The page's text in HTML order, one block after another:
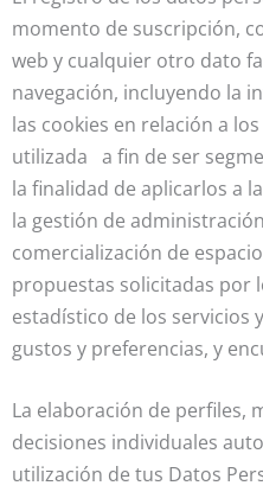
momento de suscripción,
web y cualquier otro dato
navegación, incluyendo la
las cookies en relación a
utilizada a fin de ser
la finalidad de aplicarlos a
la gestión de
comercialización de
propuestas solicitadas por
estadístico de los servicios
gustos y preferencias, y
La elaboración de perfiles,
decisiones individuales
utilización de tus Datos